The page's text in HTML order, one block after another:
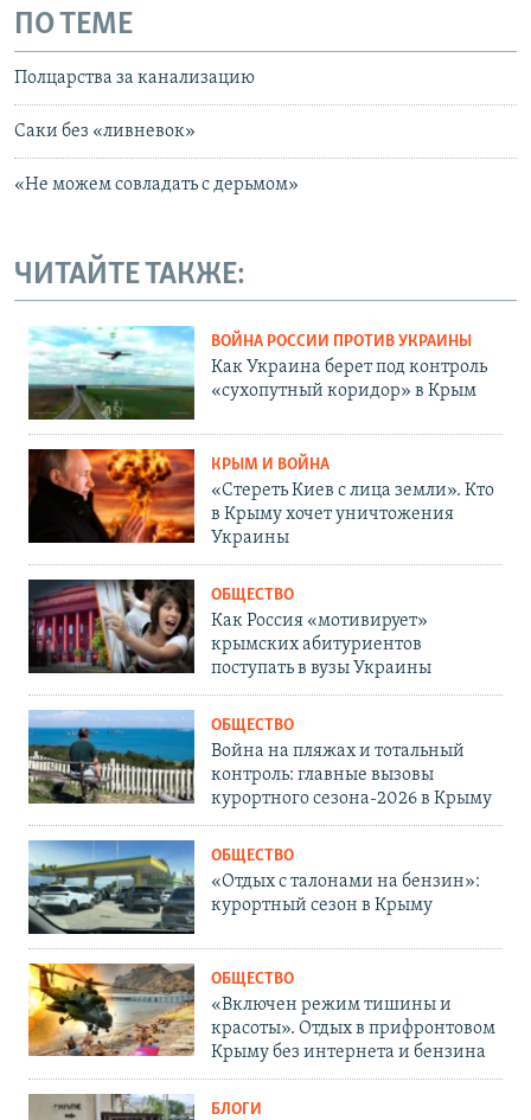
ПО ТЕМЕ
Полцарства за канализацию
Саки без «ливневок»
«Не можем совладать с дерьмом»
ЧИТАЙТЕ ТАКЖЕ:
ВОЙНА РОССИИ ПРОТИВ УКРАИНЫ
Как Украина берет под контроль
«сухопутный коридор» в Крым
КРЫМ И ВОЙНА
«Стереть Киев с лица земли». Кто
в Крыму хочет уничтожения
Украины
ОБЩЕСТВО
Как Россия «мотивирует»
крымских абитуриентов
поступать в вузы Украины
ОБЩЕСТВО
Война на пляжах и тотальный
контроль: главные вызовы
курортного сезона-2026 в Крыму
ОБЩЕСТВО
«Отдых с талонами на бензин»:
курортный сезон в Крыму
ОБЩЕСТВО
«Включен режим тишины и
красоты». Отдых в прифронтовом
Крыму без интернета и бензина
БЛОГИ